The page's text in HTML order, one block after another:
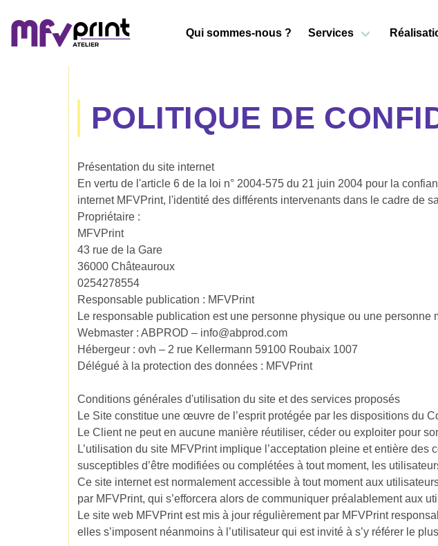
Qui sommes-nous ? Services
POLITIQUE DE
Présentation du site internet
En vertu de l'article 6 de la loi n° 2004-575 du 21 juin 2004 pour la
internet MFVPrint, l'identité des différents intervenants dans le cadre de
Propriétaire :
MFVPrint
43 rue de la Gare
36000 Châteauroux
0254278554
Responsable publication : MFVPrint
Le responsable publication est une personne physique ou une personne
Webmaster : ABPROD – info@abprod.com
Hébergeur : ovh – 2 rue Kellermann 59100 Roubaix 1007
Délégué à la protection des données : MFVPrint
Conditions générales d'utilisation du site et des services proposés
Le Site constitue une œuvre de l’esprit protégée par les dispositions du
Le Client ne peut en aucune manière réutiliser, céder ou exploiter pour
L’utilisation du site MFVPrint implique l’acceptation pleine et entière
susceptibles d’être modifiées ou complétées à tout moment, les
Ce site internet est normalement accessible à tout moment aux
par MFVPrint, qui s’efforcera alors de communiquer préalablement aux
Le site web MFVPrint est mis à jour régulièrement par MFVPrint
elles s’imposent néanmoins à l’utilisateur qui est invité à s’y référer le